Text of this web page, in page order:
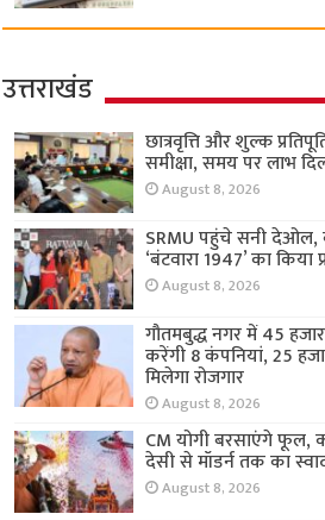
उत्तराखंड
छात्रवृत्ति और शुल्क
समीक्षा, समय पर लाभ
August 8, 2026
SRMU पहुंचे सनी देओल,
‘बंटवारा 1947’ का किया
August 8, 2026
गौतमबुद्ध नगर में 45
करेंगी 8 कंपनियां, 25
मिलेगा रोजगार
August 8, 2026
CM योगी बरसाएंगे फूल,
देसी से मॉडर्न तक का
August 8, 2026